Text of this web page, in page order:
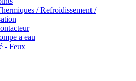
/ Refroidissement /
a eau
- Feux